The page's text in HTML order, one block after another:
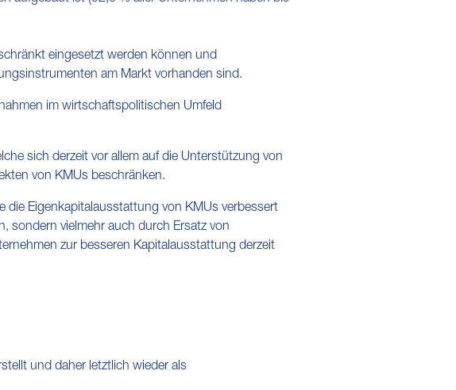
eingesetzt werden können und
am Markt vorhanden sind.
im wirtschaftspolitischen Umfeld
sich derzeit vor allem auf die Unterstützung von
von KMUs beschränken.
die Eigenkapitalausstattung von KMUs verbessert
sondern vielmehr auch durch Ersatz von
zur besseren Kapitalausstattung derzeit
und daher letztlich wieder als